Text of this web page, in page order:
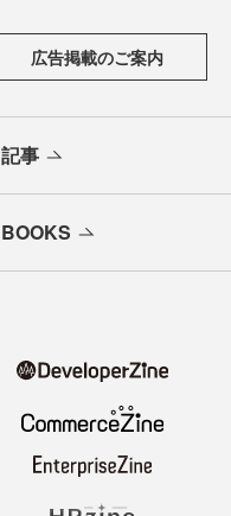
広告掲載のご案内
記事
BOOKS